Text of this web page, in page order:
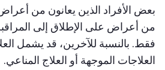
الأفراد الذين يعانون من أعراض
أعراض على الإطلاق إلى المراقبة
بالنسبة للآخرين، قد يشمل العلاج
الموجهة أو العلاج المناعي.